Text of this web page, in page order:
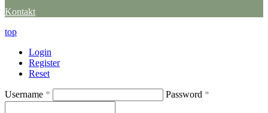
Kontakt
top
Login
Register
Reset
Username * Password *